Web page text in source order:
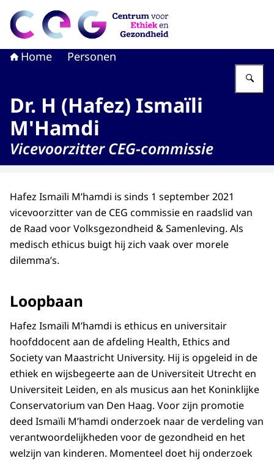
Naar de homepage van CEG - Centrum voor Ethiek en
Home Personen
Dr. H (Hafez) Ismaïli
M'Hamdi
Vicevoorzitter CEG-commissie
Hafez Ismaïli M’hamdi is sinds 1 september 2021
vicevoorzitter van de CEG commissie en raadslid van
de Raad voor Volksgezondheid & Samenleving. Als
medisch ethicus buigt hij zich vaak over morele
dilemma’s.
Loopbaan
Hafez Ismaïli M’hamdi is ethicus en universitair
hoofddocent aan de afdeling Health, Ethics and
Society van Maastricht University. Hij is opgeleid in de
ethiek en wijsbegeerte aan de Universiteit Utrecht en
Universiteit Leiden, en als musicus aan het Koninklijke
Conservatorium van Den Haag. Voor zijn promotie
deed Ismaïli M’hamdi onderzoek naar de verdeling van
verantwoordelijkheden voor de gezondheid en het
welzijn van kinderen. Momenteel doet hij onderzoek